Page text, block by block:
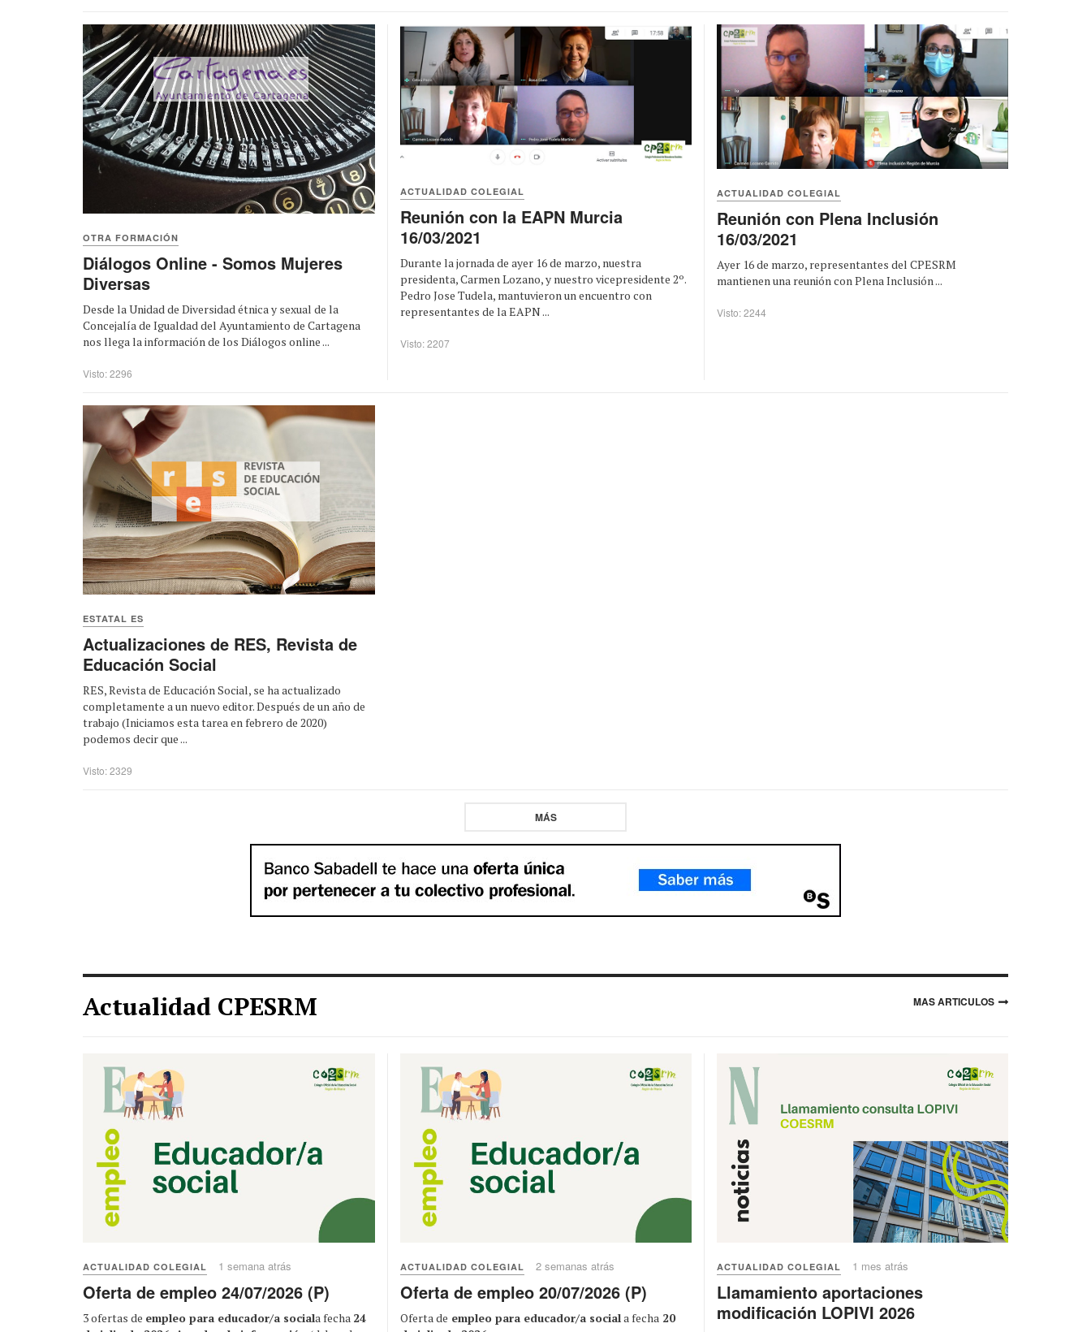
OTRA FORMACIÓN
Diálogos Online - Somos Mujeres
Diversas
Desde la Unidad de Diversidad étnica y sexual de la
Concejalía de Igualdad del Ayuntamiento de Cartagena
nos llega la información de los Diálogos online ...
Visto: 2296
ACTUALIDAD COLEGIAL
Reunión con la EAPN Murcia
16/03/2021
Durante la jornada de ayer 16 de marzo, nuestra
presidenta, Carmen Lozano, y nuestro vicepresidente 2º.
Pedro Jose Tudela, mantuvieron un encuentro con
representantes de la EAPN ...
Visto: 2207
ACTUALIDAD COLEGIAL
Reunión con Plena Inclusión
16/03/2021
Ayer 16 de marzo, representantes del CPESRM
mantienen una reunión con Plena Inclusión ...
Visto: 2244
ESTATAL ES
Actualizaciones de RES, Revista de
Educación Social
RES, Revista de Educación Social, se ha actualizado
completamente a un nuevo editor. Después de un año de
trabajo (Iniciamos esta tarea en febrero de 2020)
podemos decir que ...
Visto: 2329
MÁS
Actualidad CPESRM MAS ARTICULOS
ACTUALIDAD COLEGIAL 1 semana atrás
Oferta de empleo 24/07/2026 (P)
3 ofertas de empleo para educador/a sociala fecha 24
ACTUALIDAD COLEGIAL 2 semanas atrás
Oferta de empleo 20/07/2026 (P)
Oferta de empleo para educador/a sociala fecha 20
ACTUALIDAD COLEGIAL 1 mes atrás
Llamamiento aportaciones
modificación LOPIVI 2026